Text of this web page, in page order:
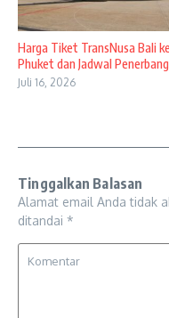
Harga Tiket TransNusa Bali ke
Phuket dan Jadwal
Juli 16, 2026
Tinggalkan Balasan
Alamat email Anda tidak
ditandai *